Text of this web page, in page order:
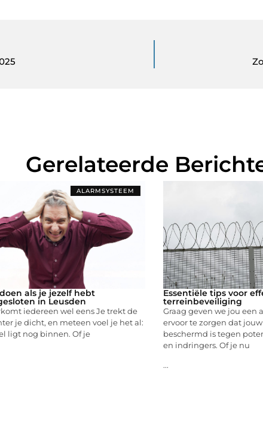
Gerelateerde
ALARMSYSTEEM
als je jezelf hebt
in Leusden
iedereen wel eens Je trekt de
je dicht, en meteen voel je het al:
ligt nog binnen. Of je
Essentiële tips voor
terreinbeveiliging
Graag geven we jou een
ervoor te zorgen dat
beschermd is tegen
en indringers. Of je nu
...